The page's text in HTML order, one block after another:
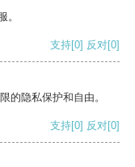
。
支持[0] 反对[0]
的隐私保护和自由。
支持[0] 反对[0]